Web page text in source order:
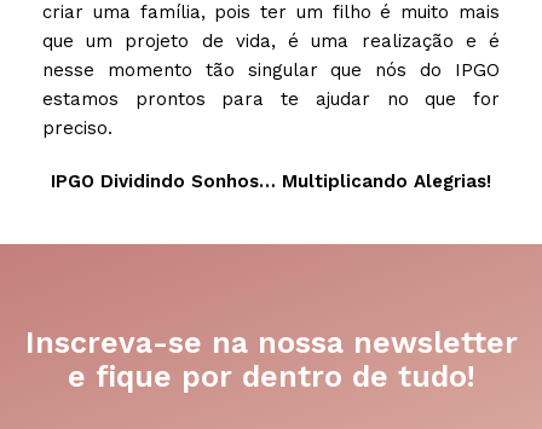
criar uma família, pois ter um filho é muito mais
que um projeto de vida, é uma realização e é
nesse momento tão singular que nós do IPGO
estamos prontos para te ajudar no que for
preciso.
IPGO Dividindo Sonhos… Multiplicando Alegrias!
Inscreva-se na nossa newsletter
e fique por dentro de tudo!